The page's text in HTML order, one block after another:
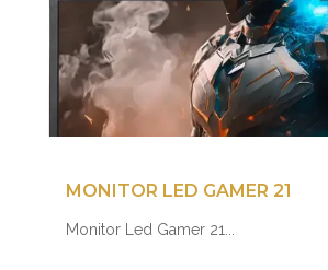
MONITOR LED GAMER 21
Monitor Led Gamer 21...